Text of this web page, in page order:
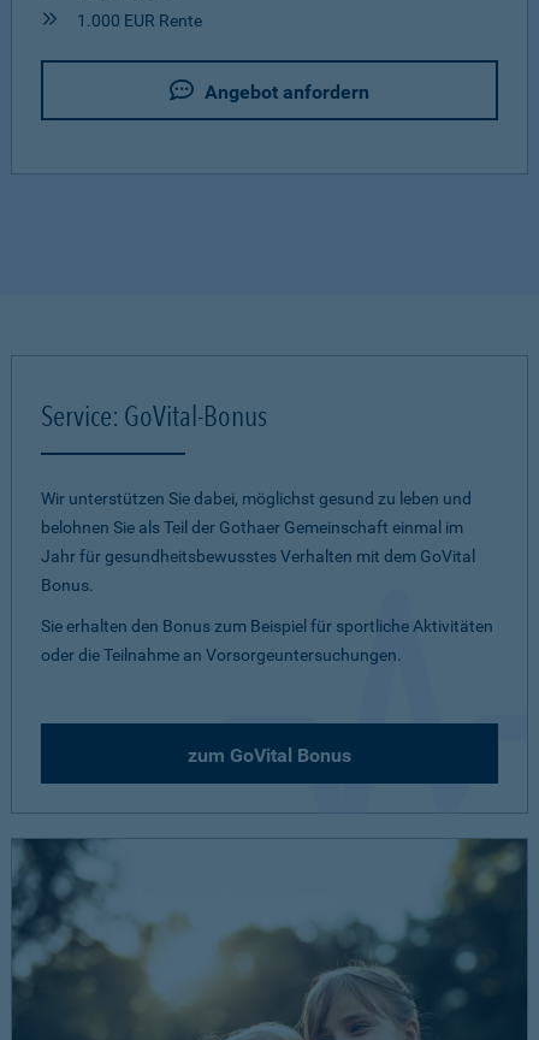
1.000 EUR Rente
Angebot anfordern
Service: GoVital-Bonus
Wir unterstützen Sie dabei, möglichst gesund zu leben und
belohnen Sie als Teil der Gothaer Gemeinschaft einmal im
Jahr für gesundheitsbewusstes Verhalten mit dem GoVital
Bonus.
Sie erhalten den Bonus zum Beispiel für sportliche Aktivitäten
oder die Teilnahme an Vorsorgeuntersuchungen.
zum GoVital Bonus